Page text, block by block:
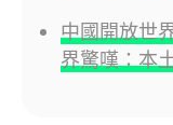
中國開放世
界驚嘆：本